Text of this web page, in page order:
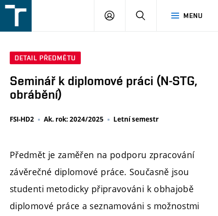
v
MENU
PŘIHLÁŠENÍ
DETAIL PŘEDMĚTU
Seminář k diplomové práci (N-STG,
obrábění)
FSI-HD2 Ak. rok: 2024/2025 Letní semestr
Předmět je zaměřen na podporu zpracování
závěrečné diplomové práce. Současně jsou
studenti metodicky připravováni k obhajobě
diplomové práce a seznamováni s možnostmi